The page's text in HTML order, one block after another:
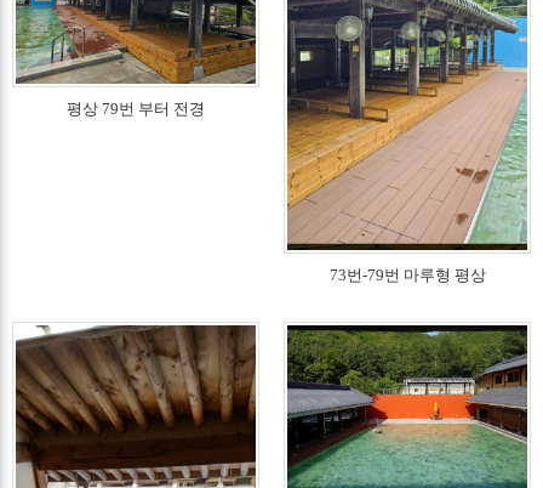
평상 79번 부터 전경
73번-79번 마루형 평상